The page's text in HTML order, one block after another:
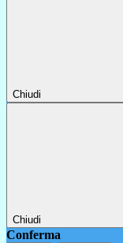
Chiudi
Chiudi
Conferma